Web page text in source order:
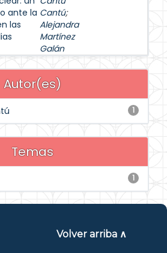
ante la
las
Cantú;
Alejandra
Martínez
Galán
Autor(es)
1
Temas
1
Volver arriba ∧